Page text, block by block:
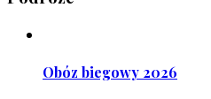
Obóz biegowy 2026